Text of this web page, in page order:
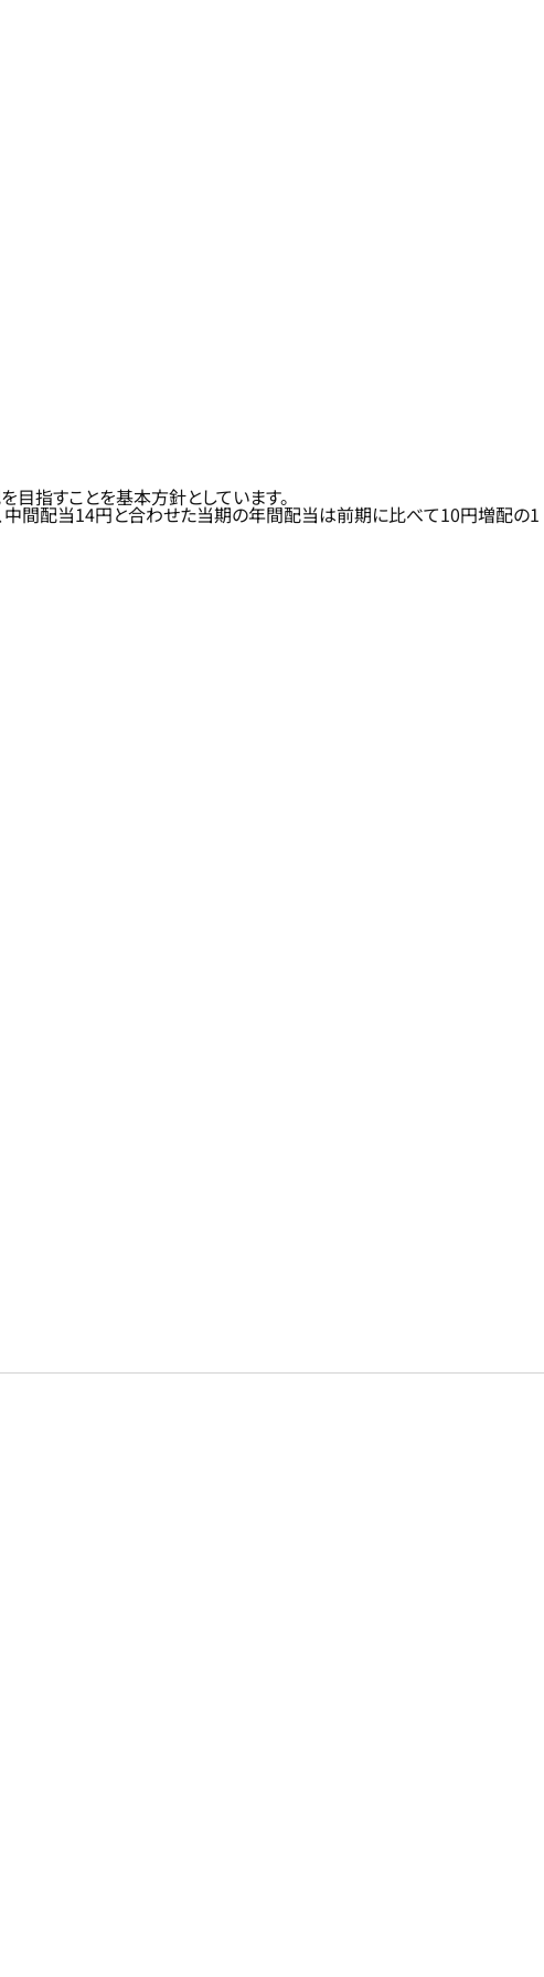
指すことを基本方針としています。
中間配当14円と合わせた当期の年間配当は前期に比べて10円増配の1